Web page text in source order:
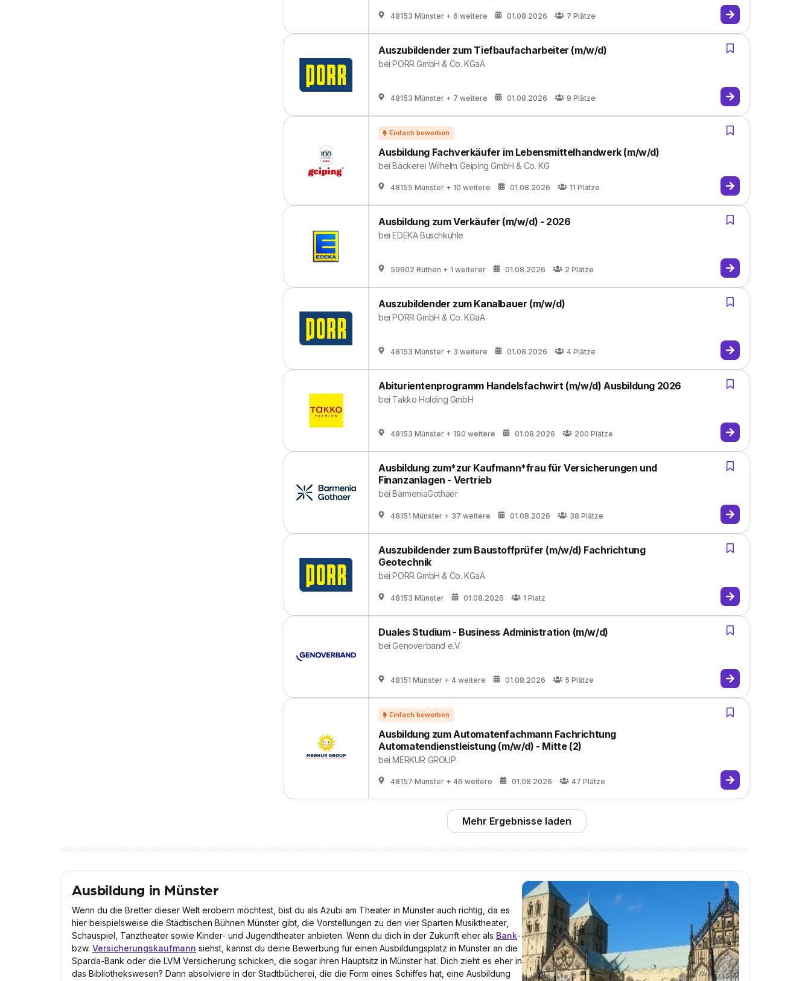
48153 Münster + 6 weitere 01.08.2026 7 Plätze
Auszubildender zum Tiefbaufacharbeiter (m/w/d)
beiPORR GmbH & Co. KGaA
48153 Münster + 7 weitere 01.08.2026 9 Plätze
Ausbildung Fachverkäufer im Lebensmittelhandwerk (m/w/d)
beiBäckerei Wilhelm Geiping GmbH & Co. KG
48155 Münster + 10 weitere 01.08.2026 11 Plätze
Ausbildung zum Verkäufer (m/w/d) - 2026
beiEDEKA Buschkühle
59602 Rüthen + 1 weiterer 01.08.2026 2 Plätze
Auszubildender zum Kanalbauer (m/w/d)
beiPORR GmbH & Co. KGaA
48153 Münster + 3 weitere 01.08.2026 4 Plätze
Abiturientenprogramm Handelsfachwirt (m/w/d) Ausbildung 2026
bei Takko Holding GmbH
48153 Münster + 190 weitere 01.08.2026 200 Plätze
Ausbildung zum*zur Kaufmann*frau für Versicherungen und
Finanzanlagen - Vertrieb
beiBarmeniaGothaer
48151 Münster + 37 weitere 01.08.2026 38 Plätze
Auszubildender zum Baustoffprüfer (m/w/d) Fachrichtung
Geotechnik
beiPORR GmbH & Co. KGaA
48153 Münster 01.08.2026 1 Platz
Duales Studium - Business Administration (m/w/d)
beiGenoverband e.V.
48151 Münster + 4 weitere 01.08.2026 5 Plätze
Ausbildung zum Automatenfachmann Fachrichtung
Automatendienstleistung (m/w/d) - Mitte (2)
beiMERKUR GROUP
48157 Münster + 46 weitere 01.08.2026 47 Plätze
Mehr Ergebnisse laden
Ausbildung in Münster
Wenn du die Bretter dieser Welt erobern möchtest, bist du als Azubi am Theater in Münster auch richtig, da es
hier beispielsweise die Städtischen Bühnen Münster gibt, die Vorstellungen zu den vier Sparten Musiktheater,
Schauspiel, Tanztheater sowie Kinder- und Jugendtheater anbieten. Wenn du dich in der Zukunft eher als Bank-
bzw. Versicherungskaufmann siehst, kannst du deine Bewerbung für einen Ausbildungsplatz in Münster an die
Sparda-Bank oder die LVM Versicherung schicken, die sogar ihren Hauptsitz in Münster hat. Dich zieht es eher in
das Bibliothekswesen? Dann absolviere in der Stadtbücherei, die die Form eines Schiffes hat, eine Ausbildung